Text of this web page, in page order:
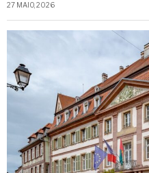
27 MAIO, 2026